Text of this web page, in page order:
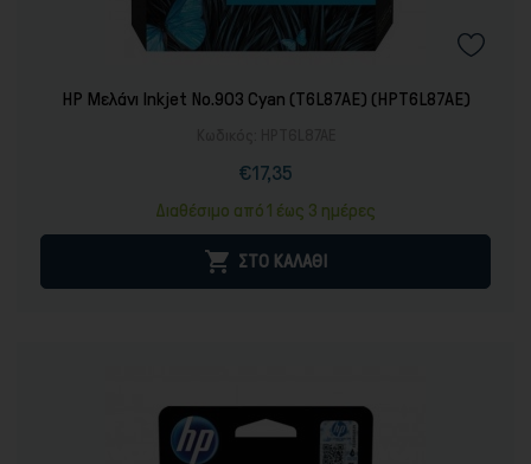
HP Μελάνι Inkjet No.903 Cyan (T6L87AE) (HPT6L87AE)
Τιμή
€17,35
Διαθέσιμο από 1 έως 3 ημέρες
 ΣΤΟ ΚΑΛΑΘΙ